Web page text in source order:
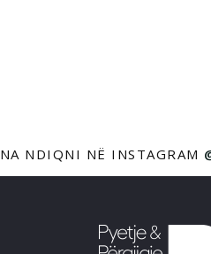
NA NDIQNI NË INSTAGRAM